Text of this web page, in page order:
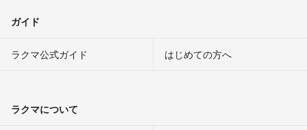
ガイド
ラクマ公式ガイド はじめての方へ
ラクマについて